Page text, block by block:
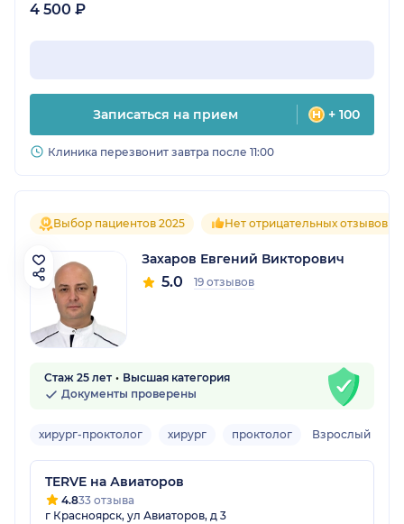
4 500 ₽
Записаться на прием + 100
Клиника перезвонит завтра после 11:00
Выбор пациентов 2025 Нет отрицательных отзывов
Захаров Евгений Викторович
5.0 19 отзывов
Стаж 25 лет
Высшая категория
Документы проверены
хирург-проктолог хирург проктолог Взрослый
TERVE на Авиаторов
4.833 отзыва
г Красноярск, ул Авиаторов, д 3